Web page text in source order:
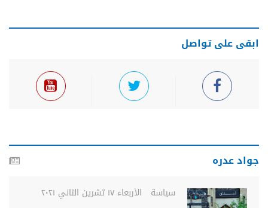
ابقى على تواصل
جواد عدره
سياسة
الأربعاء ١٧ تشرين الثاني ٢٠٢١